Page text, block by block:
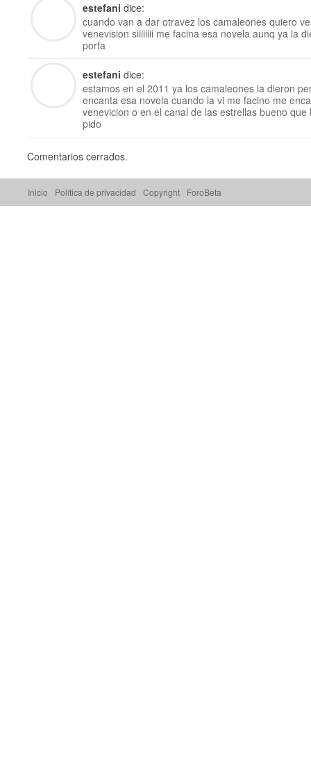
estefani dice:
cuando van a dar otravez los camaleones quiero
venevision siiiiiiii me facina esa novela aunq ya la
porfa
estefani dice:
estamos en el 2011 ya los camaleones la dieron
encanta esa novela cuando la vi me facino me
venevicion o en el canal de las estrellas bueno
pido
Comentarios cerrados.
Inicio Política de privacidad Copyright ForoBeta